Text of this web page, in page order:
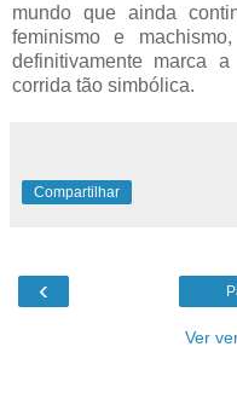
mundo que ainda
feminismo e
definitivamente marca
corrida tão simbólica.
Compartilhar
‹
Ver